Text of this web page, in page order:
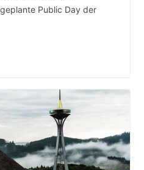
Public Day der